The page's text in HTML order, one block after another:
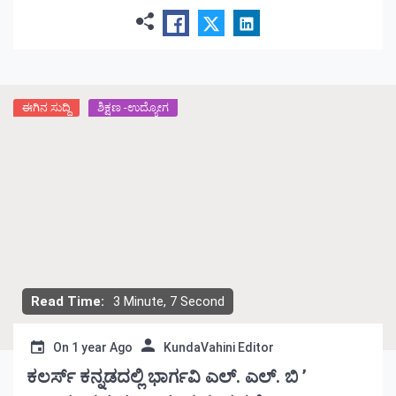
ಮೇಲ್ಪಟ್ಟವರು ಈ ಸ್ಪೋರ್ಟ್ಸ್ ಕ್ಯಾಂಪ್ ಅಲ್ಲಿ ಭಾಗವಹಿಸಬಹುದಾಗಿದೆ.
1000 ರೂ ನೋಂದಣಿ ಶುಲ್ಕ ಇರುತ್ತದೆ. ರಾಷ್ಟ್ರೀಯ […]
Read Time: 3 Minute, 7 Second
ಈಗಿನ ಸುದ್ದಿ ಶಿಕ್ಷಣ -ಉದ್ಯೋಗ
On 1 year Ago KundaVahini Editor
ಕಲರ್ಸ್ ಕನ್ನಡದಲ್ಲಿ ಭಾರ್ಗವಿ ಎಲ್‌. ಎಲ್‌. ಬಿ ’